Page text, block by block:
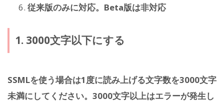
従来版のみに対応。Beta版は非対応
1. 3000文字以下にする
SSMLを使う場合は1度に読み上げる文字数を3000文字
未満にしてください。3000文字以上はエラーが発生し